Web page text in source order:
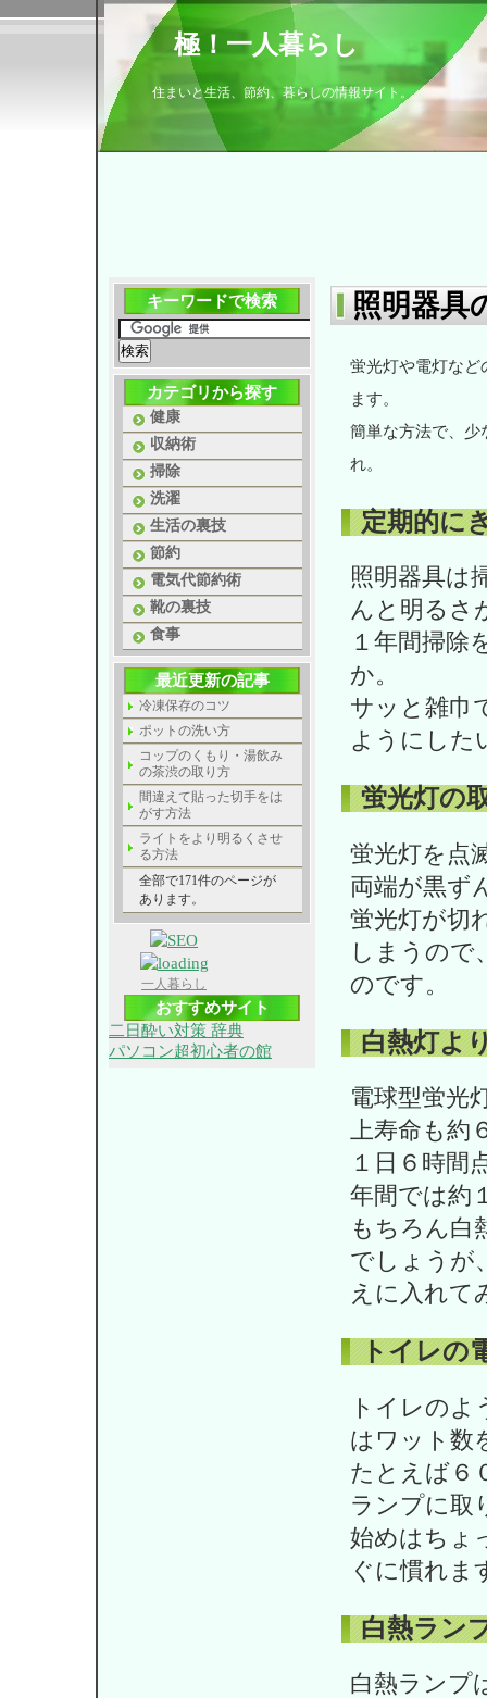
極！一人暮らし
住まいと生活、節約、暮らしの情報サイト。
照明器具
蛍光灯や電灯など
ます。
簡単な方法で、少
れ。
定期的に
照明器具は
んと明るさ
１年間掃除
か。
サッと雑巾
ようにした
蛍光灯の
蛍光灯を点
両端が黒ず
蛍光灯が切
しまうので
のです。
白熱灯よ
電球型蛍光
上寿命も約
１日６時間
年間では約
もちろん白
でしょうが
えに入れて
トイレの
トイレの
はワット数
たとえば６
ランプに取
始めはちょ
ぐに慣れま
白熱ラン
白熱ランプ
キーワードで検索
カテゴリから探す
健康
収納術
掃除
洗濯
生活の裏技
節約
電気代節約術
靴の裏技
食事
最近更新の記事
冷凍保存のコツ
ポットの洗い方
コップのくもり・湯飲み
の茶渋の取り方
間違えて貼った切手をは
がす方法
ライトをより明るくさせ
る方法
全部で171件のページが
あります。
一人暮らし
おすすめサイト
二日酔い対策 辞典
パソコン超初心者の館